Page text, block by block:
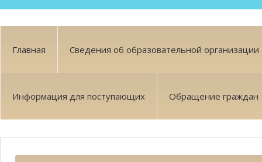
Главная Сведения об образовательной организации
Информация для поступающих Обращение граждан